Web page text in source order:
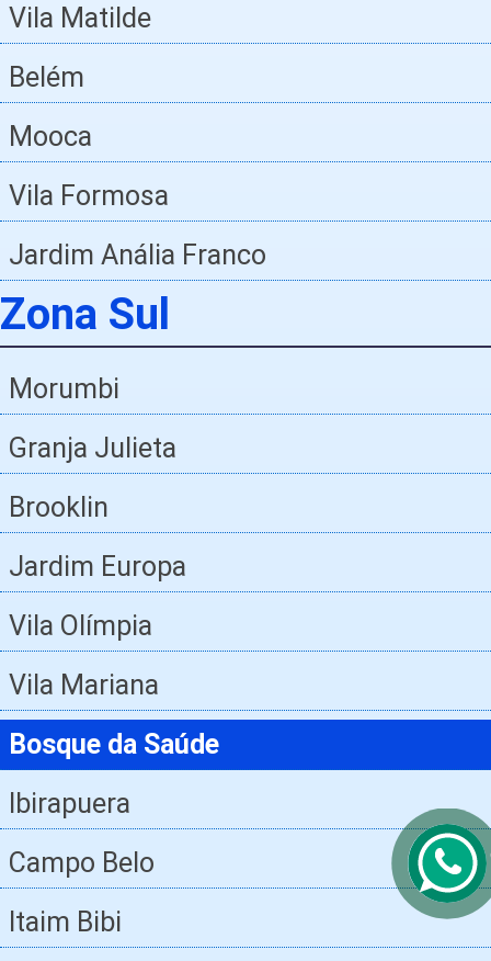
Vila Matilde
Belém
Mooca
Vila Formosa
Jardim Anália Franco
Zona Sul
Morumbi
Granja Julieta
Brooklin
Jardim Europa
Vila Olímpia
Vila Mariana
Bosque da Saúde
Ibirapuera
Campo Belo
Itaim Bibi